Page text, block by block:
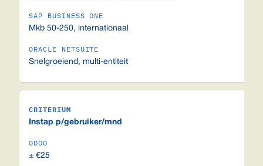
Mkb 50-250, internationaal
Snelgroeiend, multi-entiteit
Instap p/gebruiker/mnd
± €25